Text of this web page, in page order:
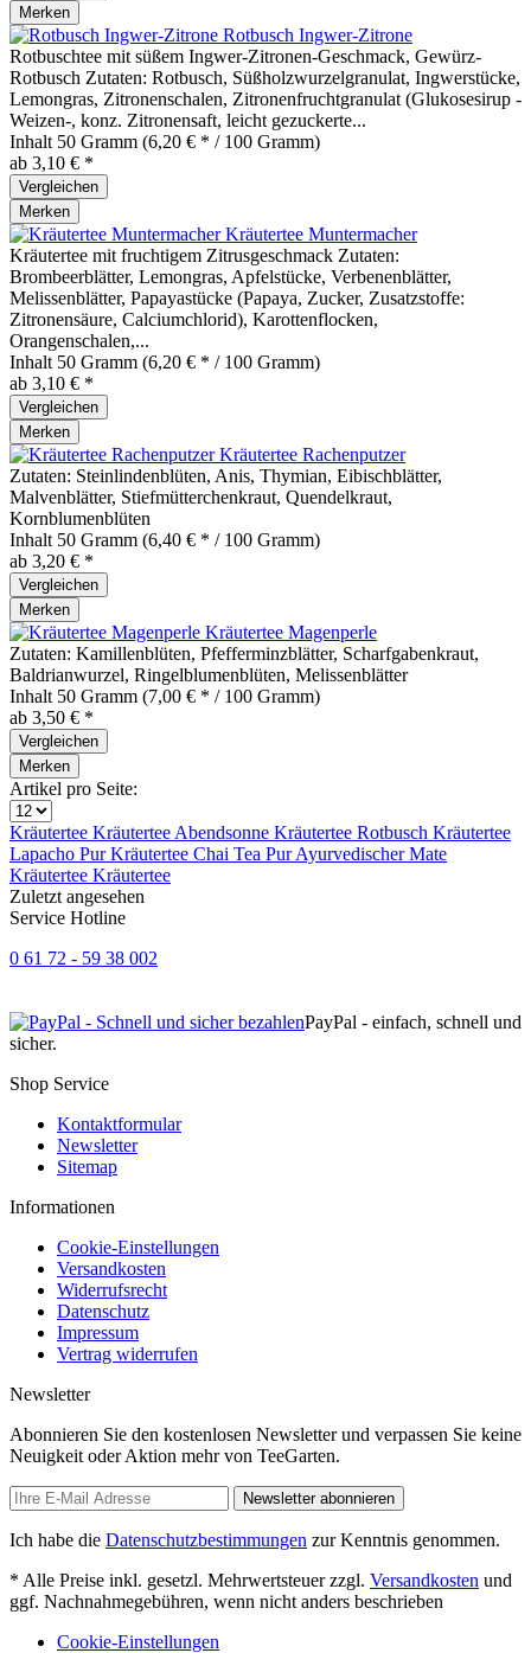
Merken
Rotbusch Ingwer-Zitrone
Rotbuschtee mit süßem Ingwer-Zitronen-Geschmack, Gewürz-
Rotbusch Zutaten: Rotbusch, Süßholzwurzelgranulat, Ingwerstücke,
Lemongras, Zitronenschalen, Zitronenfruchtgranulat (Glukosesirup -
Weizen-, konz. Zitronensaft, leicht gezuckerte...
Inhalt 50 Gramm (6,20 € * / 100 Gramm)
ab 3,10 € *
Vergleichen
Merken
Kräutertee Muntermacher
Kräutertee mit fruchtigem Zitrusgeschmack Zutaten:
Brombeerblätter, Lemongras, Apfelstücke, Verbenenblätter,
Melissenblätter, Papayastücke (Papaya, Zucker, Zusatzstoffe:
Zitronensäure, Calciumchlorid), Karottenflocken,
Orangenschalen,...
Inhalt 50 Gramm (6,20 € * / 100 Gramm)
ab 3,10 € *
Vergleichen
Merken
Kräutertee Rachenputzer
Zutaten: Steinlindenblüten, Anis, Thymian, Eibischblätter,
Malvenblätter, Stiefmütterchenkraut, Quendelkraut,
Kornblumenblüten
Inhalt 50 Gramm (6,40 € * / 100 Gramm)
ab 3,20 € *
Vergleichen
Merken
Kräutertee Magenperle
Zutaten: Kamillenblüten, Pfefferminzblätter, Scharfgabenkraut,
Baldrianwurzel, Ringelblumenblüten, Melissenblätter
Inhalt 50 Gramm (7,00 € * / 100 Gramm)
ab 3,50 € *
Vergleichen
Merken
Artikel pro Seite:
Kräutertee Kräutertee Abendsonne Kräutertee Rotbusch Kräutertee
Lapacho PurKräutertee Chai Tea PurAyurvedischerMate
Kräutertee Kräutertee
Zuletzt angesehen
Service Hotline
0 61 72 - 59 38 002
PayPal - einfach, schnell und
sicher.
Shop Service
Kontaktformular
Newsletter
Sitemap
Informationen
Cookie-Einstellungen
Versandkosten
Widerrufsrecht
Datenschutz
Impressum
Vertrag widerrufen
Newsletter
Abonnieren Sie den kostenlosen Newsletter und verpassen Sie keine
Neuigkeit oder Aktion mehr von TeeGarten.
Newsletter abonnieren
Ich habe die Datenschutzbestimmungen zur Kenntnis genommen.
* Alle Preise inkl. gesetzl. Mehrwertsteuer zzgl. Versandkosten und
ggf. Nachnahmegebühren, wenn nicht anders beschrieben
Cookie-Einstellungen